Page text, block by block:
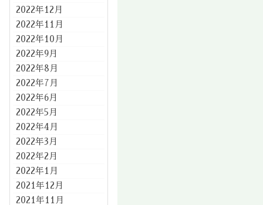
2022年12月
2022年11月
2022年10月
2022年9月
2022年8月
2022年7月
2022年6月
2022年5月
2022年4月
2022年3月
2022年2月
2022年1月
2021年12月
2021年11月